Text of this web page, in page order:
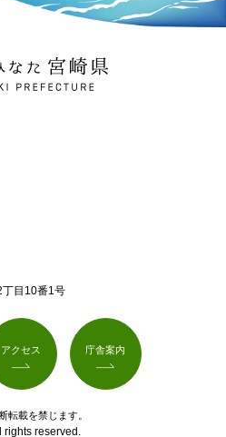
宮崎県
PREFECTURE
目10番1号
アクセス 庁舎案内
転載を禁じます。
rights reserved.